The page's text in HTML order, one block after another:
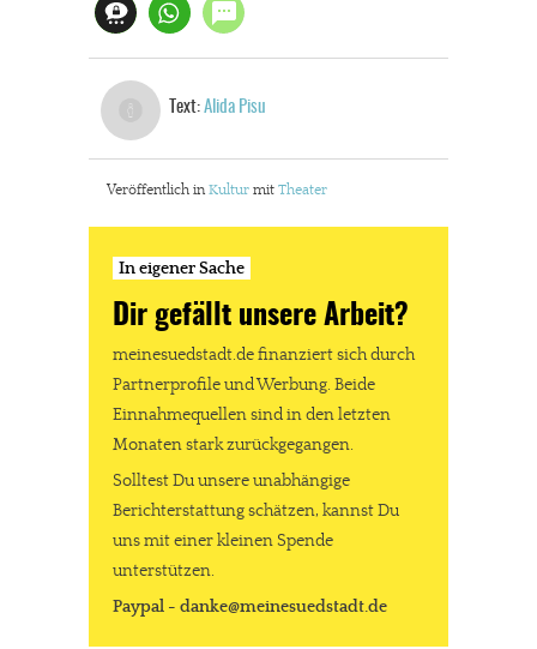
In eigener Sache
Dir gefällt unsere Arbeit?
meinesuedstadt.de finanziert sich durch Partnerprofile und
stark zurückgegangen.
Solltest Du unsere unabhängige Berichterstattung schätzen,
kannst Du uns mit einer kleinen Spende unterstützen.
Paypal - danke@meinesuedstadt.de
JETZT SPENDEN Schon erledigt!
Text: Alida Pisu
Veröffentlich in Kultur mit Theater
In eigener Sache
Dir gefällt unsere Arbeit?
meinesuedstadt.de finanziert sich durch
Partnerprofile und Werbung. Beide
Einnahmequellen sind in den letzten
Monaten stark zurückgegangen.
Solltest Du unsere unabhängige
Berichterstattung schätzen, kannst Du
uns mit einer kleinen Spende
unterstützen.
Paypal - danke@meinesuedstadt.de